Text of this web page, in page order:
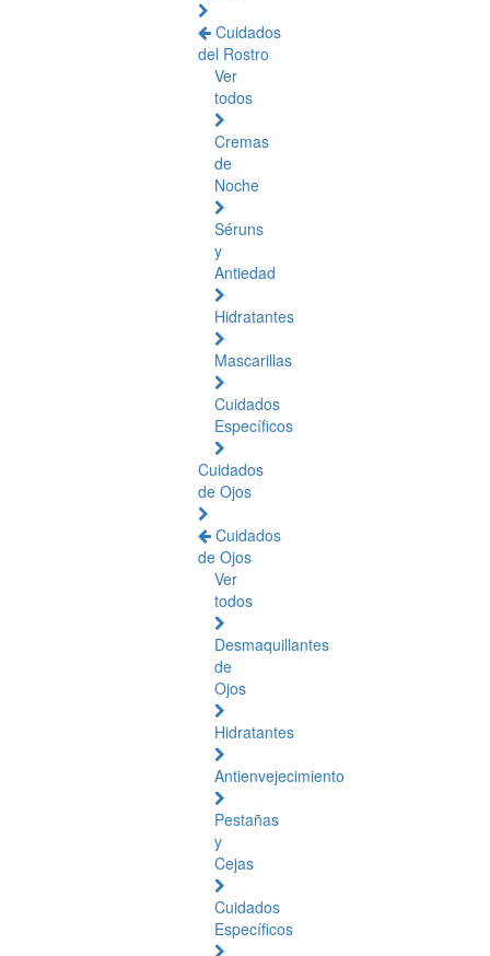
Cuidados
del Rostro
Ver
todos
Cremas
de
Noche
Séruns
y
Antiedad
Hidratantes
Mascarillas
Cuidados
Específicos
Cuidados
de Ojos
Cuidados
de Ojos
Ver
todos
Desmaquillantes
de
Ojos
Hidratantes
Antienvejecimiento
Pestañas
y
Cejas
Cuidados
Específicos